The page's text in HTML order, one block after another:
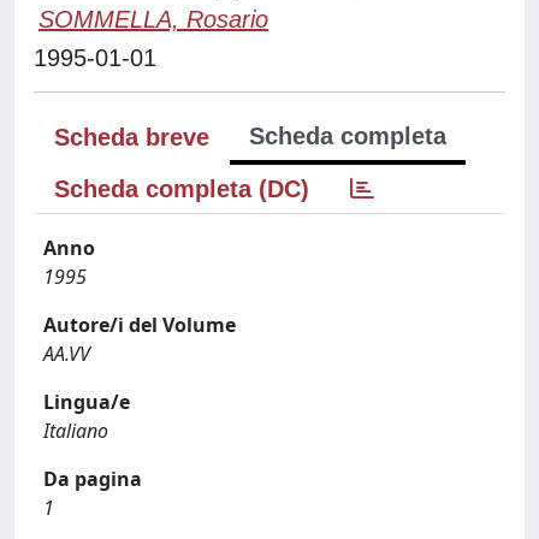
SOMMELLA, Rosario
1995-01-01
Scheda breve
Scheda completa
Scheda completa (DC)
Anno
1995
Autore/i del Volume
AA.VV
Lingua/e
Italiano
Da pagina
1